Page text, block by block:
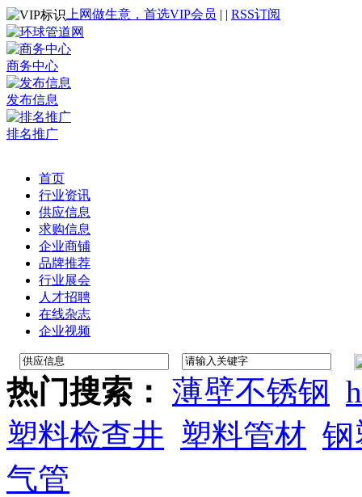
上网做生意，首选VIP会员 | | RSS订阅
商务中心
发布信息
排名推广
首页
行业资讯
供应信息
求购信息
企业商铺
品牌推荐
行业展会
人才招聘
在线杂志
企业视频
热门搜索： 薄壁不锈钢
塑料检查井 塑料管材 钢
气管